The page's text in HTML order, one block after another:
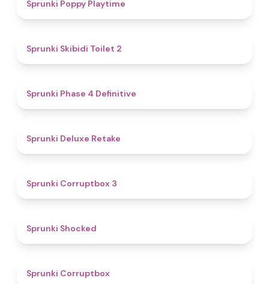
Sprunki Poppy Playtime
Sprunki Skibidi Toilet 2
Sprunki Phase 4 Definitive
Sprunki Deluxe Retake
Sprunki Corruptbox 3
Sprunki Shocked
Sprunki Corruptbox